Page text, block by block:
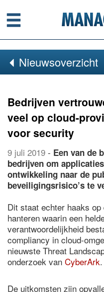
Menu
Nieuwsoverzicht
Bedrijven
veel op cloud-
voor security
9 juli 2019 - Een van de
bedrijven om
ontwikkeling naar de
beveiligingsrisico’s te
Dit staat echter haaks
hanteren waarin een
verantwoordelijkheid
compliancy in cloud-
nieuwste Threat
onderzoek van CyberArk.
De uitkomsten zijn